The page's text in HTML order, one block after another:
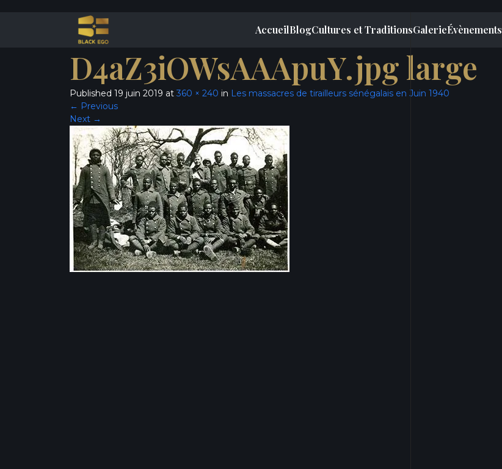
AccueilBlogCultures et TraditionsGalerieÉvènements
D4aZ3iOWsAAApuY.jpg large
Published 19 juin 2019 at360 × 240 in Les massacres de tirailleurs sénégalais en Juin 1940
← Previous
Next →